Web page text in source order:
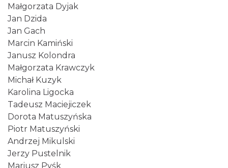
Cieszyn
0.18 km
Małgorzata Dyjak
Jan Dzida
Jan Gach
Marcin Kamiński
Janusz Kolondra
Małgorzata Krawczyk
Michał Kuzyk
Karolina Ligocka
Tadeusz Maciejiczek
Dorota Matuszyńska
Piotr Matuszyński
Andrzej Mikulski
Jerzy Pustelnik
Mariusz Pyśk